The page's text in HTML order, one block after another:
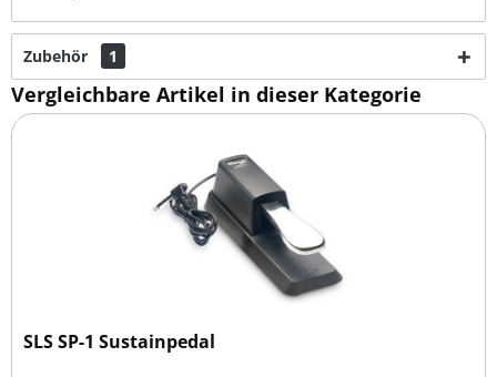
Zubehör 1
Vergleichbare Artikel in dieser Kategorie
SLS SP-1 Sustainpedal